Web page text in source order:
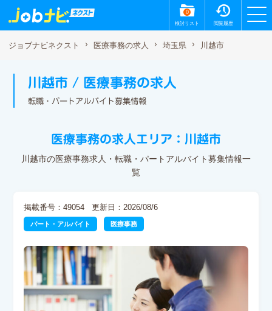
0
検討リスト 閲覧履歴
ジョブナビネクスト 医療事務の求人 埼玉県 川越市
川越市 / 医療事務の求人
転職・パートアルバイト募集情報
医療事務の求人エリア：川越市
川越市の医療事務求人・転職・パートアルバイト募集情報一
覧
掲載番号：49054 更新日：2026/08/6
パート・アルバイト 医療事務